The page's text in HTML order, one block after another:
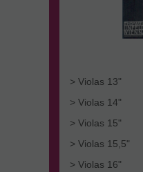
> Violas 13"
> Violas 14"
> Violas 15"
> Violas 15,5"
> Violas 16"